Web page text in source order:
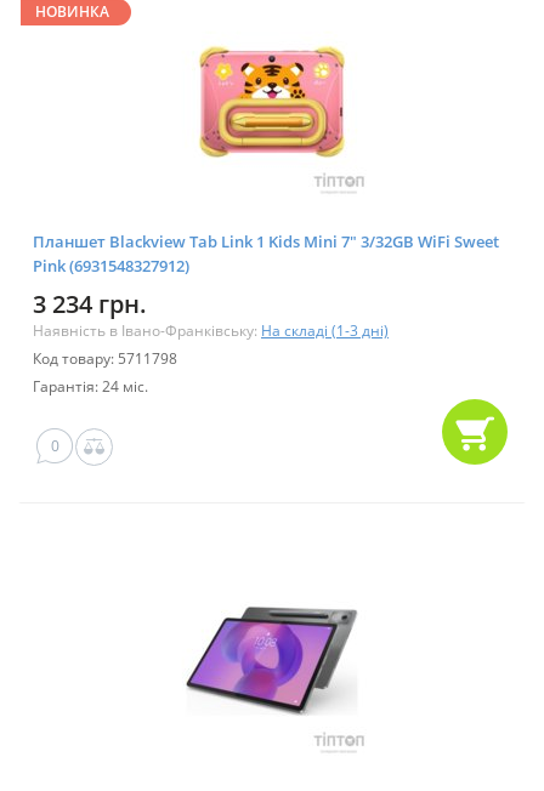
НОВИНКА
Планшет Blackview Tab Link 1 Kids Mini 7" 3/32GB WiFi Sweet
Pink (6931548327912)
3 234 грн.
Наявність в Івано-Франківську: На складі (1-3 дні)
Код товару: 5711798
Гарантія: 24 міс.
0